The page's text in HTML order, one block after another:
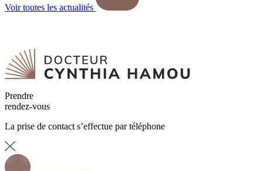
Voir toutes les actualités
Prendre
rendez-vous
La prise de contact s’effectue par téléphone